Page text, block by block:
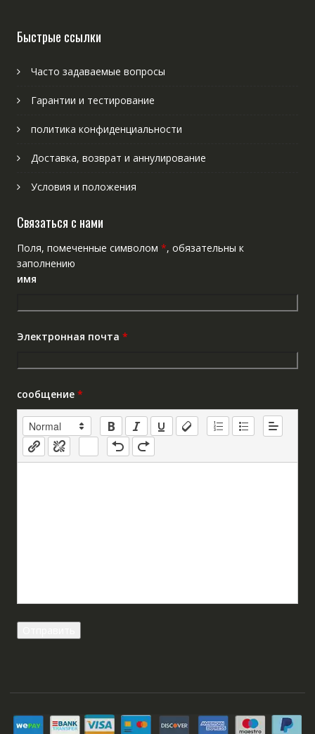
Быстрые ссылки
Часто задаваемые вопросы
Гарантии и тестирование
политика конфиденциальности
Доставка, возврат и аннулирование
Условия и положения
Связаться с нами
Поля, помеченные символом *, обязательны к
заполнению
имя
Электронная почта *
сообщение *